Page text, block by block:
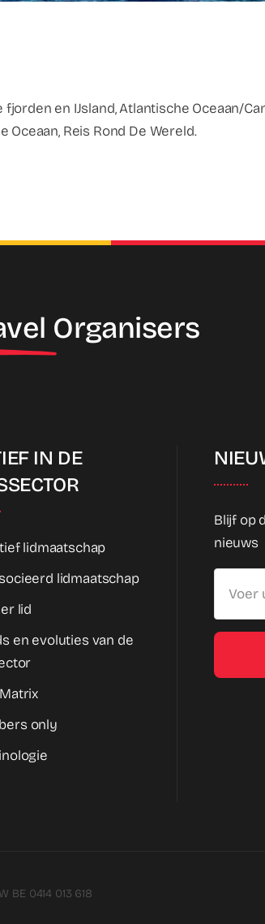
en IJsland, Atlantische Oceaan/
Oceaan, Reis Rond De Wereld.
Organisers
IN DE
lidmaatschap
lidmaatschap
lid
en evoluties van de
only
Blijf op
nieuws
BE 0414 013 618